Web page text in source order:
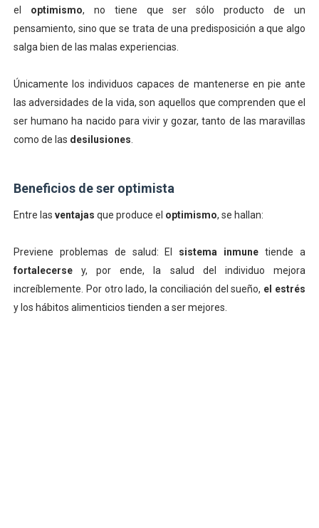
el optimismo, no tiene que ser sólo producto de un
pensamiento, sino que se trata de una predisposición a que algo
salga bien de las malas experiencias.
Únicamente los individuos capaces de mantenerse en pie ante
las adversidades de la vida, son aquellos que comprenden que el
ser humano ha nacido para vivir y gozar, tanto de las maravillas
como de las desilusiones
Beneficios de ser optimista
Entre las ventajas que produce el optimismo, se hallan:
Previene problemas de salud: El sistema inmunetiende a
fortalecersey, por ende, la salud del individuo mejora
increíblemente. Por otro lado, la conciliación del sueño, el estrés
y los hábitos alimenticios tienden a ser mejores.